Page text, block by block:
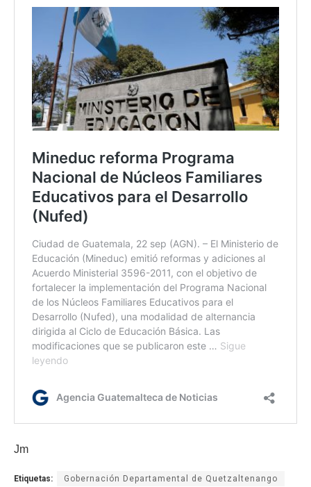
Jm
Etiquetas: Gobernación Departamental de Quetzaltenango